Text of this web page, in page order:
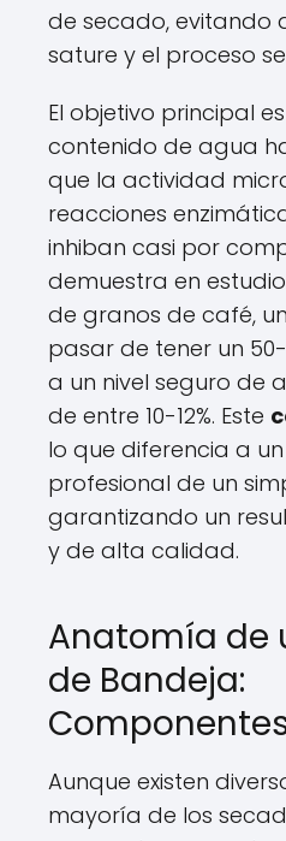
de secado, evitando
sature y el proceso
El objetivo principal
contenido de agua
que la actividad
reacciones
inhiban casi por
demuestra en
de granos de café,
pasar de tener un
a un nivel seguro de
de entre 10-12%. Este
lo que diferencia a
profesional de un
garantizando un
y de alta calidad.
Anatomía de
de Bandeja:
Aunque existen
mayoría de los